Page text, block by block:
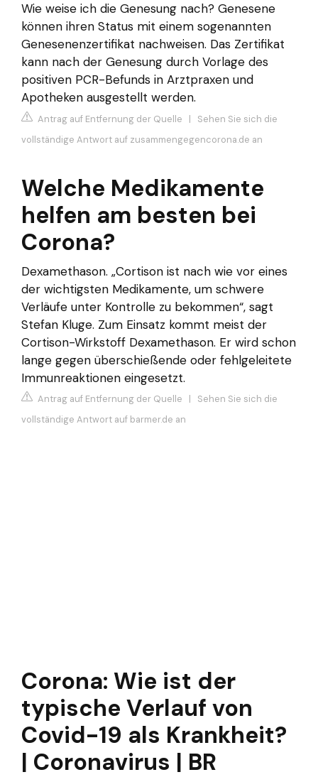
Wie weise ich die Genesung nach? Genesene
können ihren Status mit einem sogenannten
Genesenenzertifikat nachweisen. Das Zertifikat
kann nach der Genesung durch Vorlage des
positiven PCR-Befunds in Arztpraxen und
Apotheken ausgestellt werden.
Antrag auf Entfernung der Quelle | Sehen Sie sich die
vollständige Antwort auf zusammengegencorona.de an
Welche Medikamente
helfen am besten bei
Corona?
Dexamethason. „Cortison ist nach wie vor eines
der wichtigsten Medikamente, um schwere
Verläufe unter Kontrolle zu bekommen“, sagt
Stefan Kluge. Zum Einsatz kommt meist der
Cortison-Wirkstoff Dexamethason. Er wird schon
lange gegen überschießende oder fehlgeleitete
Immunreaktionen eingesetzt.
Antrag auf Entfernung der Quelle | Sehen Sie sich die
vollständige Antwort auf barmer.de an
Corona: Wie ist der
typische Verlauf von
Covid-19 als Krankheit?
| Coronavirus | BR